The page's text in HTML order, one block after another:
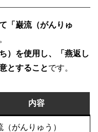
「巌流（がんりゅ
）を使用し、「燕返し
とすることです。
内容
（がんりゅう）